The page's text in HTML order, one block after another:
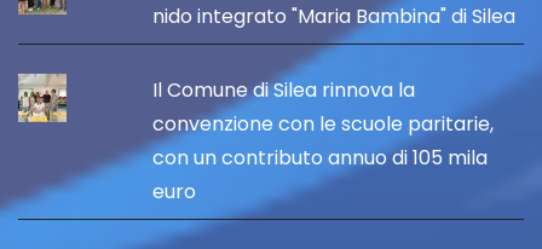
nido integrato "Maria Bambina" di Silea
Il Comune di Silea rinnova la
convenzione con le scuole paritarie,
con un contributo annuo di 105 mila
euro